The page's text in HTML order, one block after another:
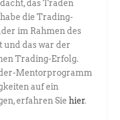
das Traden
die Trading-
im Rahmen des
das war der
Trading-Erfolg.
Mentorprogramm
auf ein
erfahren Sie hier.